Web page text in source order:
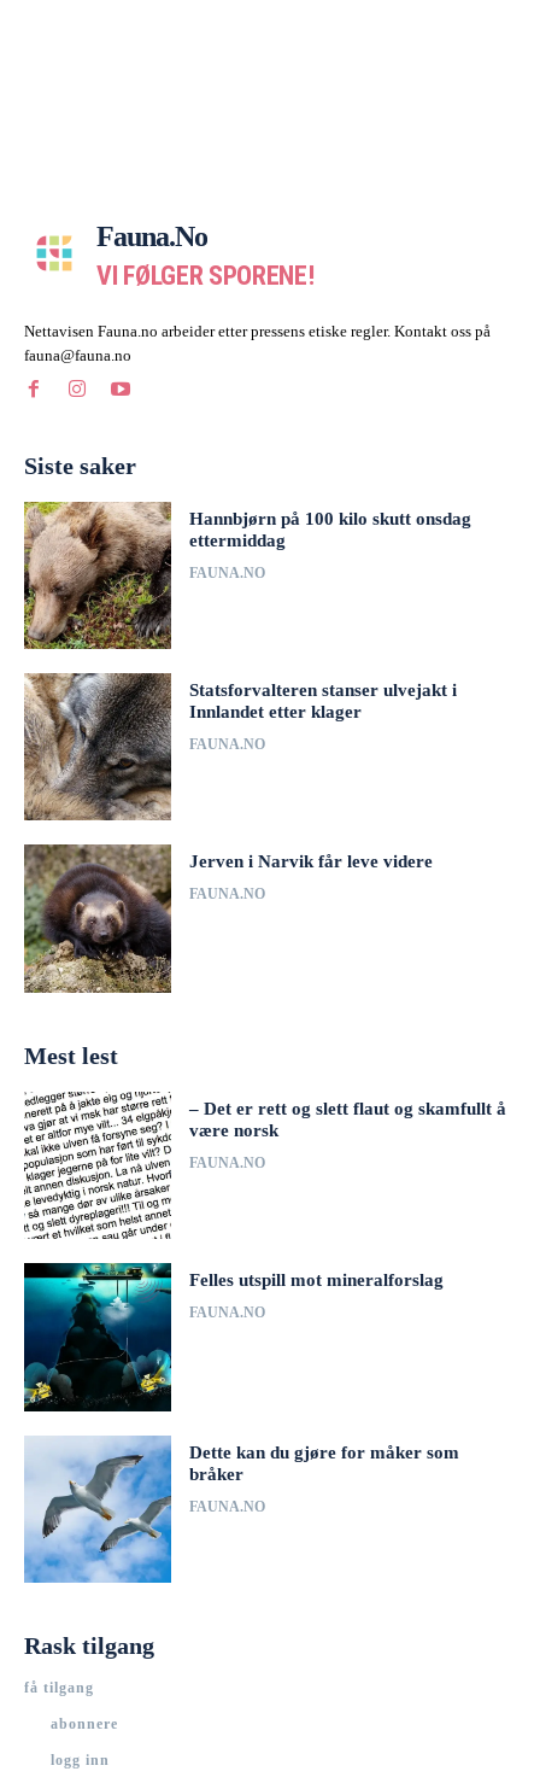
Fauna.no
VI FØLGER SPORENE!
Nettavisen Fauna.no arbeider etter pressens etiske regler. Kontakt oss på
fauna@fauna.no
Siste saker
Hannbjørn på 100 kilo skutt onsdag
ettermiddag
FAUNA.NO
Statsforvalteren stanser ulvejakt i
Innlandet etter klager
FAUNA.NO
Jerven i Narvik får leve videre
FAUNA.NO
Mest lest
– Det er rett og slett flaut og skamfullt å
være norsk
FAUNA.NO
Felles utspill mot mineralforslag
FAUNA.NO
Dette kan du gjøre for måker som
bråker
FAUNA.NO
Rask tilgang
få tilgang
abonnere
logg inn